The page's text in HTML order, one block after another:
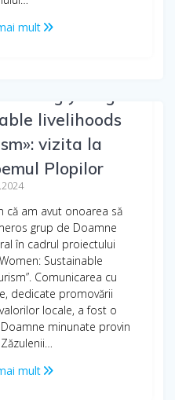
mult
livelihoods
vizita la
Plopilor
că am avut onoarea să
grup de Doamne
în cadrul proiectului
Sustainable
Comunicarea cu
dedicate promovării
locale, a fost o
minunate provin
mult